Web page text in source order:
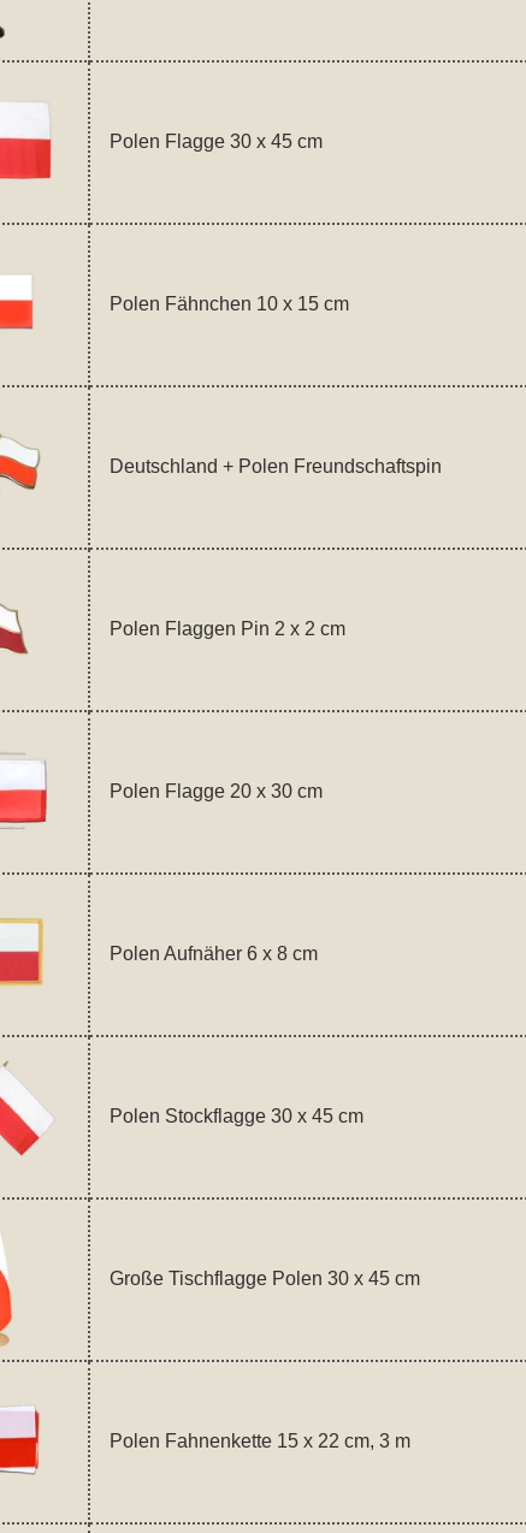
Polen Flagge 30 x 45 cm
Polen Fähnchen 10 x 15 cm
Deutschland + Polen Freundschaftspin
Polen Flaggen Pin 2 x 2 cm
Polen Flagge 20 x 30 cm
Polen Aufnäher 6 x 8 cm
Polen Stockflagge 30 x 45 cm
Große Tischflagge Polen 30 x 45 cm
Polen Fahnenkette 15 x 22 cm, 3 m